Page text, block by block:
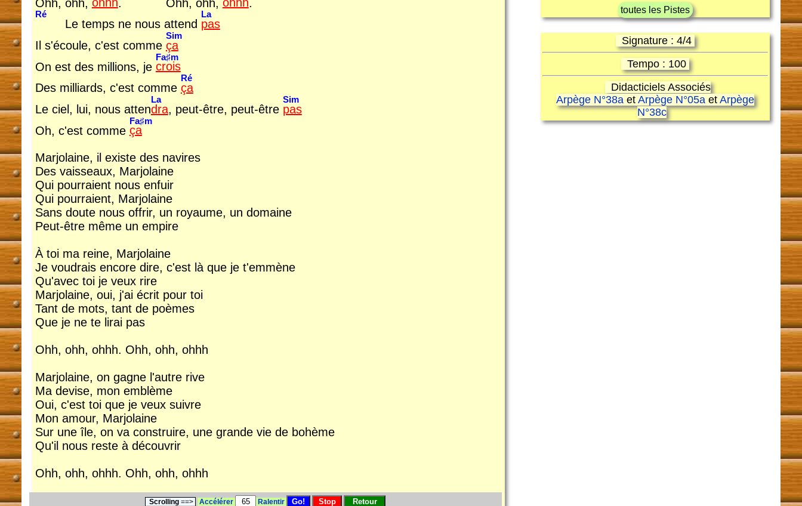
Ré
Le temps ne nous attend
La
pas
Il s'écoule, c'est comme
Sim
ça
On est des millions, je
Fa♯m
crois
Des milliards, c'est comme
Ré
ça
Le ciel, lui, nous atten
La
dra, peut-être, peut-être
Sim
pas
Oh, c'est comme
Fa♯m
ça
Marjolaine, il existe des navires
Des vaisseaux, Marjolaine
Qui pourraient nous enfuir
Qui pourraient, Marjolaine
Sans doute nous offrir, un royaume, un domaine
Peut-être même un empire
À toi ma reine, Marjolaine
Je voudrais encore dire, c'est là que je t'emmène
Qu'avec toi je veux rire
Marjolaine, oui, j'ai écrit pour toi
Tant de mots, tant de poèmes
Que je ne te lirai pas
Ohh, ohh, ohhh. Ohh, ohh, ohhh
Marjolaine, on gagne l'autre rive
Ma devise, mon emblème
Oui, c'est toi que je veux suivre
Mon amour, Marjolaine
Sur une île, on va construire, une grande vie de bohème
Qu'il nous reste à découvrir
Ohh, ohh, ohhh. Ohh, ohh, ohhh
Scrolling==> Accélérer Ralentir
toutes les Pistes
Signature : 4/4
Tempo : 100
Didacticiels Associés
Arpège N°38aet Arpège N°05aet Arpège
N°38c